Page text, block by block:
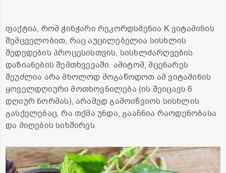
ფაქტია, რომ ჭინჭარი რეკორდსმენია K ვიტამინის
შემცველობით, რაც აუცილებელია სისხლის
შედედების პროცესისთვის, სისხლძარღვების
დაზიანების შემთხვევაში. ამიტომ, მცენარეს
შეუძლია არა მხოლოდ მოგაწოდოთ ამ ვიტამინის
ყოველდღიური მოთხოვნილება (ის შეიცავს 6
დღიურ ნორმას), არამედ გამოიწვიოს სისხლის
გასქელებაც. რა თქმა უნდა, გააჩნია რაოდენობასა
და მიღების სიხშირეს.